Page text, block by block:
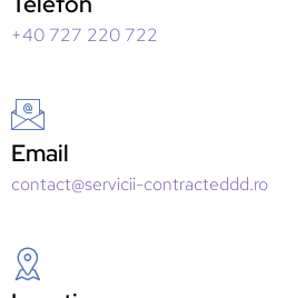
+40 727 220 722
Email
contact@servicii-contracteddd.ro